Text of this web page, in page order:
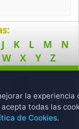
J K L M
N
W X Y Z
DMCA
o vídeo en sus servidores.
| España - Chile -
la experiencia
todas las
de Cookies.